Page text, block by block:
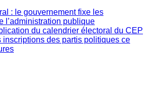
: le gouvernement fixe les
l’administration publique
du calendrier électoral du CEP
inscriptions des partis politiques ce